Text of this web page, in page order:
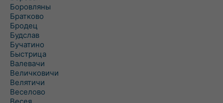
Боровляны
Братково
Бродец
Будслав
Бучатино
Быстрица
Валевачи
Величковичи
Велятичи
Веселово